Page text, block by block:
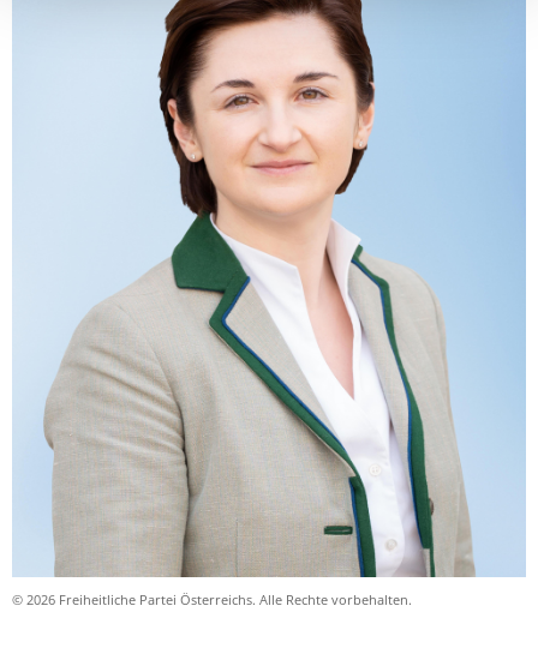
© 2026 Freiheitliche Partei Österreichs. Alle Rechte vorbehalten.